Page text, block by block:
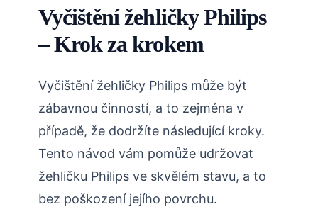
Vyčištění žehličky Philips
– Krok za krokem
Vyčištění žehličky Philips může být
zábavnou činností, a to zejména v
případě, že dodržíte následující kroky.
Tento návod vám pomůže udržovat
žehličku Philips ve skvělém stavu, a to
bez poškození jejího povrchu.